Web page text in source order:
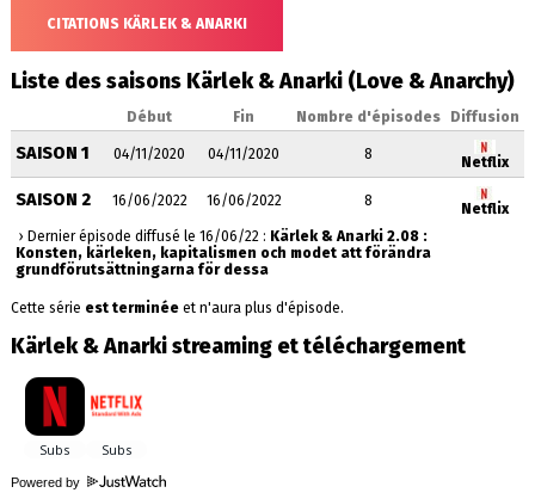
CITATIONS KÄRLEK & ANARKI
Liste des saisons Kärlek & Anarki (Love & Anarchy)
Début Fin Nombre d'épisodes Diffusion
SAISON 1 04/11/2020 04/11/2020 8 Netflix
SAISON 2 16/06/2022 16/06/2022 8
Netflix
› Dernier épisode diffusé le 16/06/22 : Kärlek & Anarki 2.08 :
Konsten, kärleken, kapitalismen och modet att förändra
grundförutsättningarna för dessa
Cette série est terminéeet n'aura plus d'épisode.
Kärlek & Anarki streaming et téléchargement
Powered by